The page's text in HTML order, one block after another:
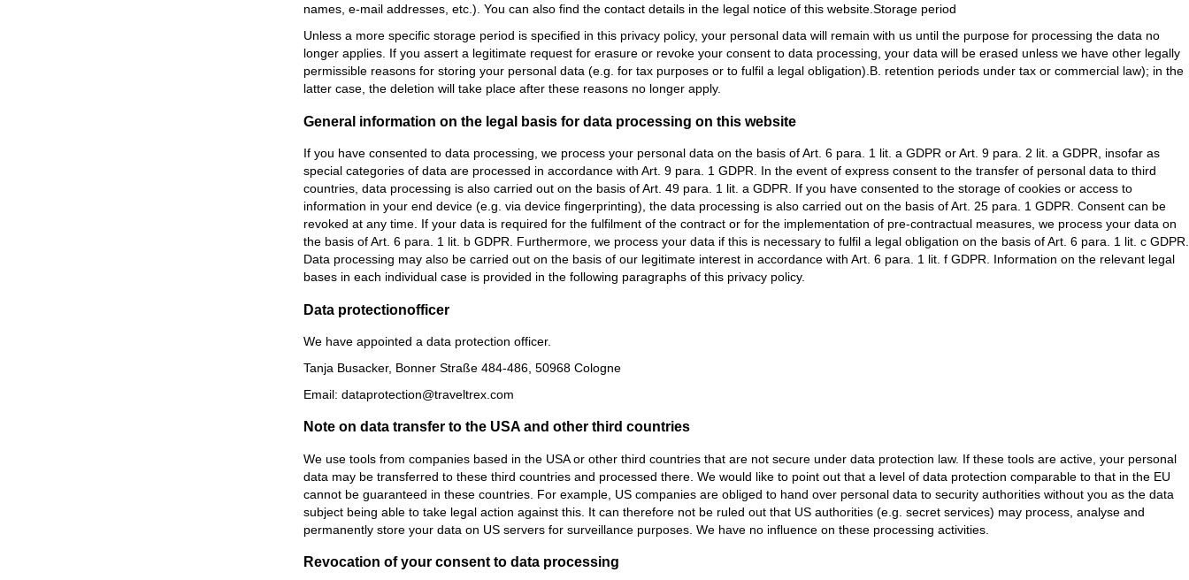
names, e-mail addresses, etc.). You can also find the contact details in the legal notice of this website.Storage period
Unless a more specific storage period is specified in this privacy policy, your personal data will remain with us until the purpose for processing the data no
longer applies. If you assert a legitimate request for erasure or revoke your consent to data processing, your data will be erased unless we have other legally
permissible reasons for storing your personal data (e.g. for tax purposes or to fulfil a legal obligation).B. retention periods under tax or commercial law); in the
latter case, the deletion will take place after these reasons no longer apply.
General information on the legal basis for data processing on this website
If you have consented to data processing, we process your personal data on the basis of Art. 6 para. 1 lit. a GDPR or Art. 9 para. 2 lit. a GDPR, insofar as
special categories of data are processed in accordance with Art. 9 para. 1 GDPR. In the event of express consent to the transfer of personal data to third
countries, data processing is also carried out on the basis of Art. 49 para. 1 lit. a GDPR. If you have consented to the storage of cookies or access to
information in your end device (e.g. via device fingerprinting), the data processing is also carried out on the basis of Art. 25 para. 1 GDPR. Consent can be
revoked at any time. If your data is required for the fulfilment of the contract or for the implementation of pre-contractual measures, we process your data on
the basis of Art. 6 para. 1 lit. b GDPR. Furthermore, we process your data if this is necessary to fulfil a legal obligation on the basis of Art. 6 para. 1 lit. c GDPR.
Data processing may also be carried out on the basis of our legitimate interest in accordance with Art. 6 para. 1 lit. f GDPR. Information on the relevant legal
bases in each individual case is provided in the following paragraphs of this privacy policy.
Data protection­officer
We have appointed a data protection officer.
Tanja Busacker, Bonner Straße 484-486, 50968 Cologne
Email: dataprotection@traveltrex.com
Note on data transfer to the USA and other third countries
We use tools from companies based in the USA or other third countries that are not secure under data protection law. If these tools are active, your personal
data may be transferred to these third countries and processed there. We would like to point out that a level of data protection comparable to that in the EU
cannot be guaranteed in these countries. For example, US companies are obliged to hand over personal data to security authorities without you as the data
subject being able to take legal action against this. It can therefore not be ruled out that US authorities (e.g. secret services) may process, analyse and
permanently store your data on US servers for surveillance purposes. We have no influence on these processing activities.
Revocation of your consent to data processing